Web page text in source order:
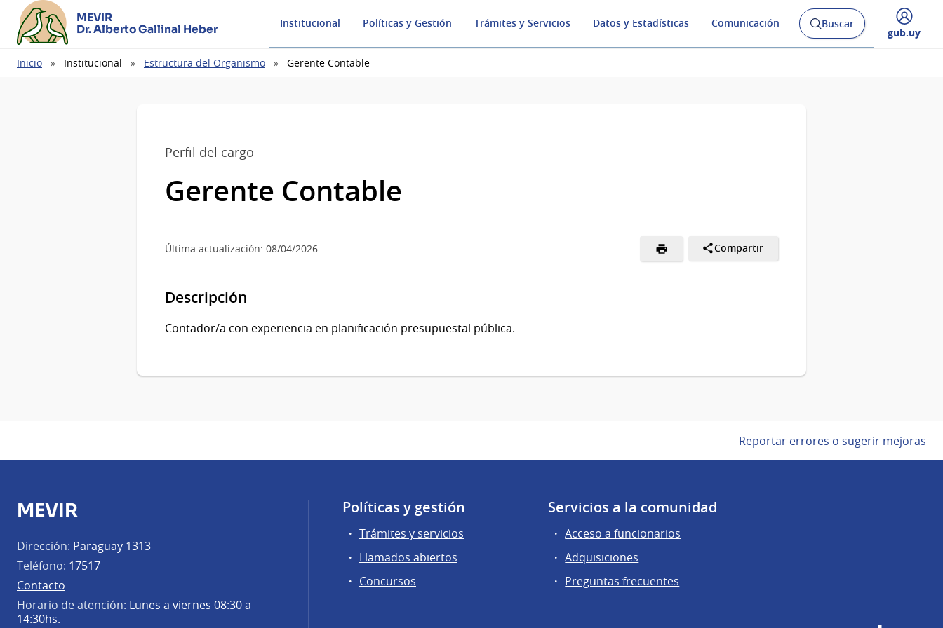
MEVIR
Dr. Alberto Gallinal Heber
Institucional Políticas y Gestión Trámites y Servicios Datos y Estadísticas Comunicación
Abrir
buscador
Buscar
Desplegar
gub.uy
Ruta
Inicio Institucional Estructura del Organismo Gerente Contable
Perfil del cargo
Gerente Contable
Última actualización: 08/04/2026 Compartir
Descripción
Contador/a con experiencia en planificación presupuestal pública.
Reportar errores o sugerir mejoras
MEVIR
Dirección: Paraguay 1313
Teléfono: 17517
Contacto
Horario de atención: Lunes a viernes 08:30 a
14:30hs.
Políticas y gestión
Trámites y servicios
Llamados abiertos
Concursos
Servicios a la comunidad
Acceso a funcionarios
Adquisiciones
Preguntas frecuentes